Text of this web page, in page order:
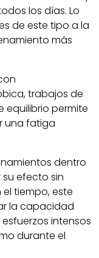
los días. Lo
de este tipo a la
más
trabajos de
equilibrio permite
una fatiga
dentro
efecto sin
tiempo, este
la capacidad
intensos
durante el